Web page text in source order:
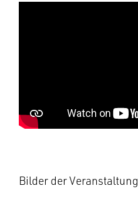
Bilder der Veranstaltung